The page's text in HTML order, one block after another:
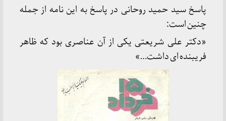
پاسخ سید حمید روحانی در پاسخ به این نامه از جمله
چنین است:
«دکتر علی شریعتی یکی از آن عناصری بود که ظاهر
فریبنده ای داشت…»